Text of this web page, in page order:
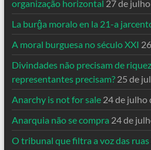
organização horizontal 27 de
La burĝa moralo en la 21-a
A moral burguesa no século XXI
Divindades não precisam de
representantes precisam? 25 de
Anarchy is not for sale 24 de julho
Anarquia não se compra 24 de
O tribunal que filtra a voz das ruas